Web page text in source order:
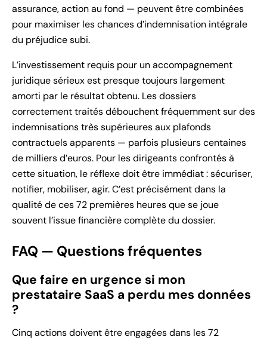
assurance, action au fond — peuvent être combinées
pour maximiser les chances d’indemnisation intégrale
du préjudice subi.
L’investissement requis pour un accompagnement
juridique sérieux est presque toujours largement
amorti par le résultat obtenu. Les dossiers
correctement traités débouchent fréquemment sur des
indemnisations très supérieures aux plafonds
contractuels apparents — parfois plusieurs centaines
de milliers d’euros. Pour les dirigeants confrontés à
cette situation, le réflexe doit être immédiat : sécuriser,
notifier, mobiliser, agir. C’est précisément dans la
qualité de ces 72 premières heures que se joue
souvent l’issue financière complète du dossier.
FAQ — Questions fréquentes
Que faire en urgence si mon
prestataire SaaS a perdu mes données
?
Cinq actions doivent être engagées dans les 72